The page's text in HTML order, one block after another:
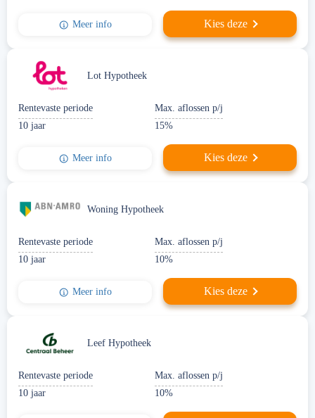
Meer info Kies deze
Lot Hypotheek
Rentevaste periode
10 jaar
Max. aflossen p/j
15%
Meer info Kies deze
Woning Hypotheek
Rentevaste periode
10 jaar
Max. aflossen p/j
10%
Meer info Kies deze
Leef Hypotheek
Rentevaste periode
10 jaar
Max. aflossen p/j
10%